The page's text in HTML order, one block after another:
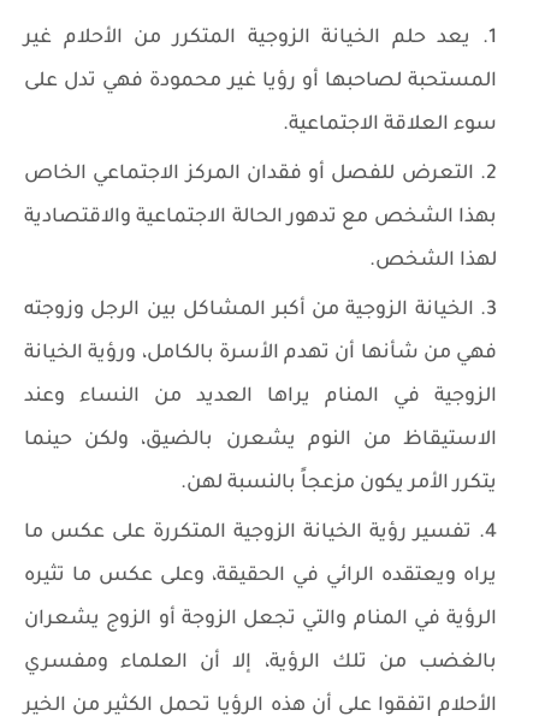
يعد حلم الخيانة الزوجية المتكرر من الأحلام غير
المستحبة لصاحبها أو رؤيا غير محمودة فهي تدل على
سوء العلاقة الاجتماعية.
التعرض للفصل أو فقدان المركز الاجتماعي الخاص
بهذا الشخص مع تدهور الحالة الاجتماعية والاقتصادية
لهذا الشخص.
الخيانة الزوجية من أكبر المشاكل بين الرجل وزوجته
فهي من شأنها أن تهدم الأسرة بالكامل، ورؤية الخيانة
الزوجية في المنام يراها العديد من النساء وعند
الاستيقاظ من النوم يشعرن بالضيق، ولكن حينما
يتكرر الأمر يكون مزعجاً بالنسبة لهن.
تفسير رؤية الخيانة الزوجية المتكررة على عكس ما
يراه ويعتقده الرائي في الحقيقة، وعلى عكس ما تثيره
الرؤية في المنام والتي تجعل الزوجة أو الزوج يشعران
بالغضب من تلك الرؤية، إلا أن العلماء ومفسري
الأحلام اتفقوا على أن هذه الرؤيا تحمل الكثير من الخير